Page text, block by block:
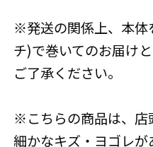
※発送の関係上、本体
チ)で巻いてのお届け
ご了承ください。
※こちらの商品は、店
細かなキズ・ヨゴレが